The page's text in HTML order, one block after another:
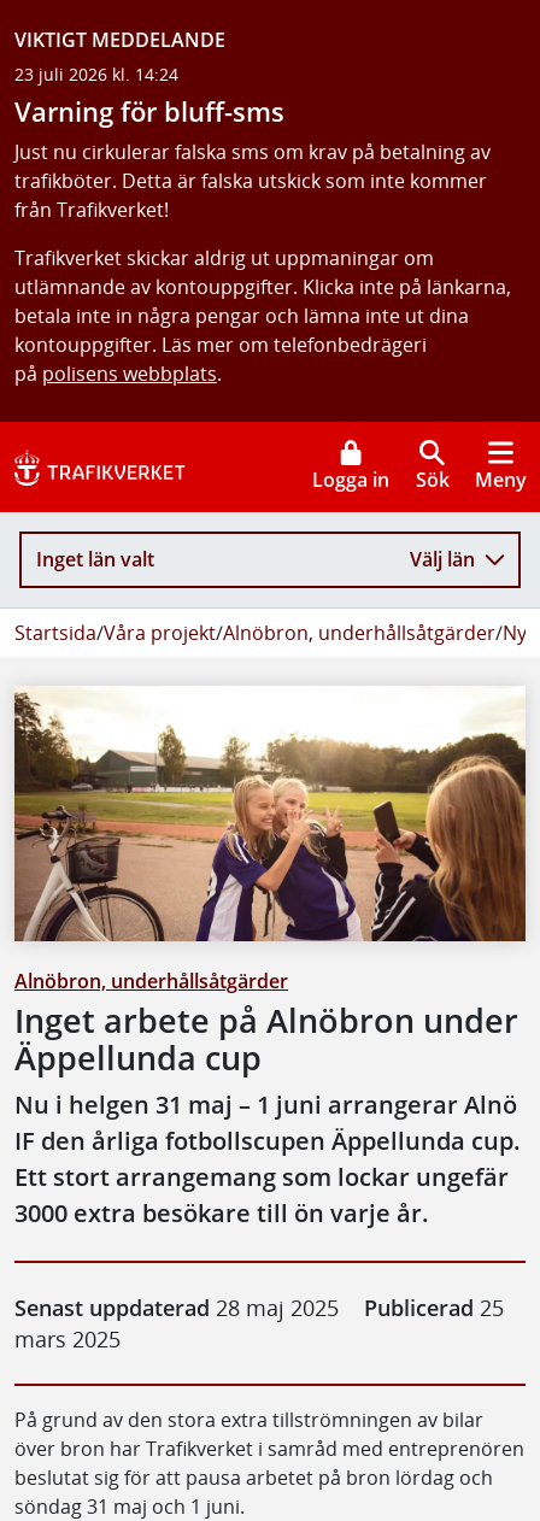
VIKTIGT MEDDELANDE
23 juli 2026 kl. 14:24
Varning för bluff-sms
Just nu cirkulerar falska sms om krav på betalning av
trafikböter. Detta är falska utskick som inte kommer
från Trafikverket!
Trafikverket skickar aldrig ut uppmaningar om
utlämnande av kontouppgifter. Klicka inte på länkarna,
betala inte in några pengar och lämna inte ut dina
kontouppgifter. Läs mer om telefonbedrägeri
på polisens webbplats.
Logga in Sök Meny
Inget län valt Välj län
Startsida/Våra projekt/Alnöbron, underhållsåtgärder/
Alnöbron, underhållsåtgärder
Inget arbete på Alnöbron under
Äppellunda cup
Nu i helgen 31 maj – 1 juni arrangerar Alnö
IF den årliga fotbollscupen Äppellunda cup.
Ett stort arrangemang som lockar ungefär
3000 extra besökare till ön varje år.
Senast uppdaterad 28 maj 2025 Publicerad 25
mars 2025
På grund av den stora extra tillströmningen av bilar
över bron har Trafikverket i samråd med entreprenören
beslutat sig för att pausa arbetet på bron lördag och
söndag 31 maj och 1 juni.